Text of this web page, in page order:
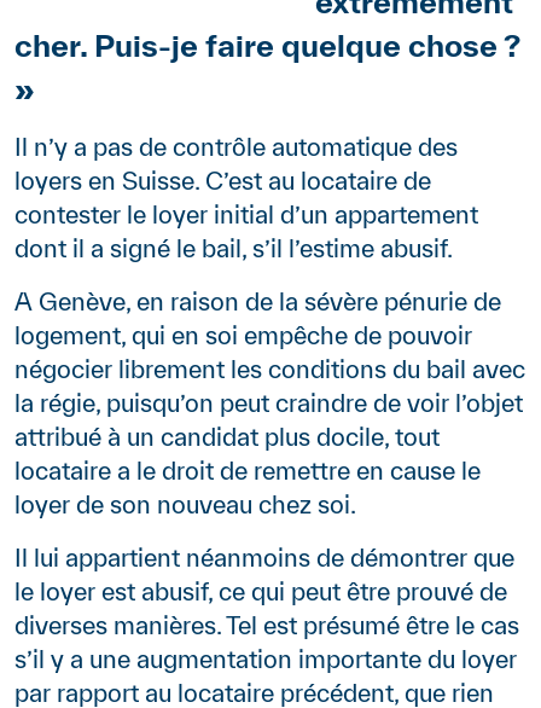
cher. Puis-je faire quelque chose ?
»
Il n’y a pas de contrôle automatique des
loyers en Suisse. C’est au locataire de
contester le loyer initial d’un appartement
dont il a signé le bail, s’il l’estime abusif.
A Genève, en raison de la sévère pénurie de
logement, qui en soi empêche de pouvoir
négocier librement les conditions du bail avec
la régie, puisqu’on peut craindre de voir l’objet
attribué à un candidat plus docile, tout
locataire a le droit de remettre en cause le
loyer de son nouveau chez soi.
Il lui appartient néanmoins de démontrer que
le loyer est abusif, ce qui peut être prouvé de
diverses manières. Tel est présumé être le cas
s’il y a une augmentation importante du loyer
par rapport au locataire précédent, que rien